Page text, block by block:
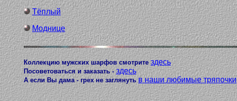
Тёплый
Моднице
Коллекцию мужских шарфов смотритездесь
Посоветоваться и заказать -здесь
А если Вы дама - грех не заглянутьв наши любимые тряпочки